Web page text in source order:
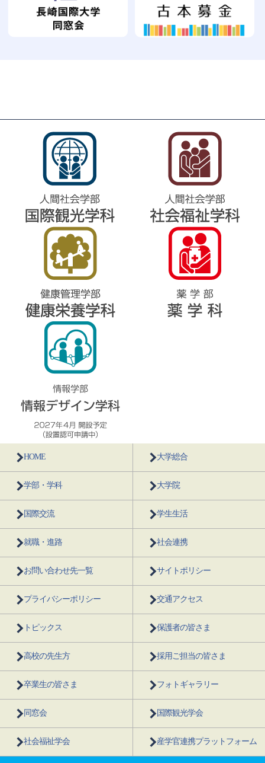
HOME 大学総合
学部・学科 大学院
国際交流 学生生活
就職・進路 社会連携
お問い合わせ先一覧 サイトポリシー
プライバシーポリシー 交通アクセス
トピックス 保護者の皆さま
高校の先生方 採用ご担当の皆さま
卒業生の皆さま フォトギャラリー
同窓会 国際観光学会
社会福祉学会 産学官連携プラットフォーム